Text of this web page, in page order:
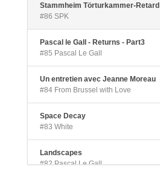
Stammheim Törturkammer-Retard
#86 SPK
Pascal le Gall - Returns - Part3
#85 Pascal Le Gall
Un entretien avec Jeanne Moreau
#84 From Brussel with Love
Space Decay
#83 White
Landscapes
#82 Pascal Le Gall